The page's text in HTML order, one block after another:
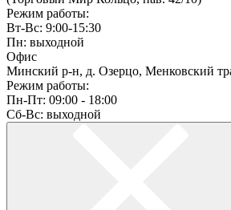
Режим работы:
Вт-Вс: 9:00-15:30
Пн: выходной
Офис
Минский р-н, д. Озерцо, Менковский
Режим работы:
Пн-Пт: 09:00 - 18:00
Сб-Вс: выходной